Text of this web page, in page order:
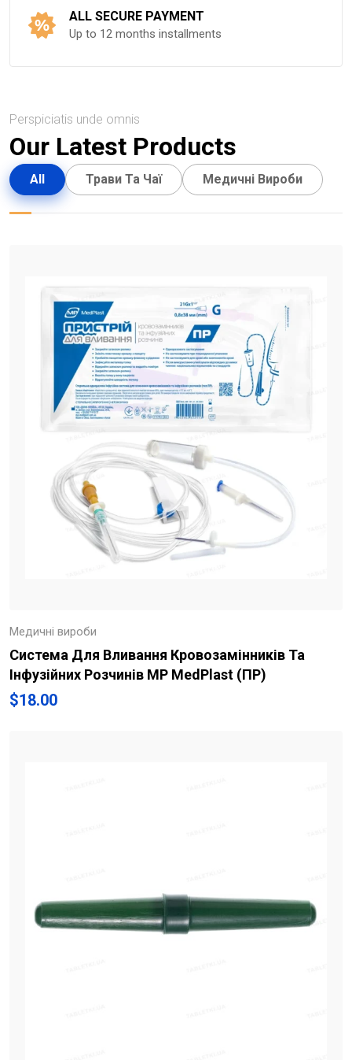
ALL SECURE PAYMENT
Up to 12 months installments
Perspiciatis unde omnis
Our Latest Products
All Трави Та Чаї Медичні Вироби
Медичні вироби
Система Для Вливання Кровозамінників Та
Інфузійних Розчинів MP MedPlast (ПР)
$18.00